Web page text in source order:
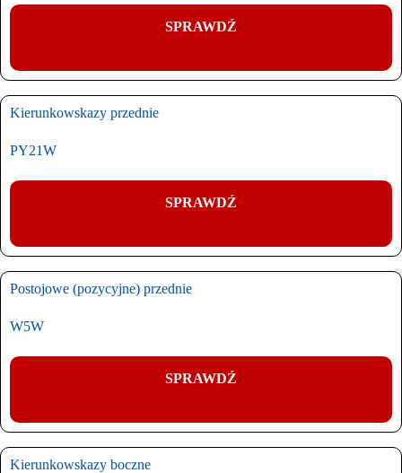
SPRAWDŹ
Kierunkowskazy przednie
PY21W
SPRAWDŹ
Postojowe (pozycyjne) przednie
W5W
SPRAWDŹ
Kierunkowskazy boczne